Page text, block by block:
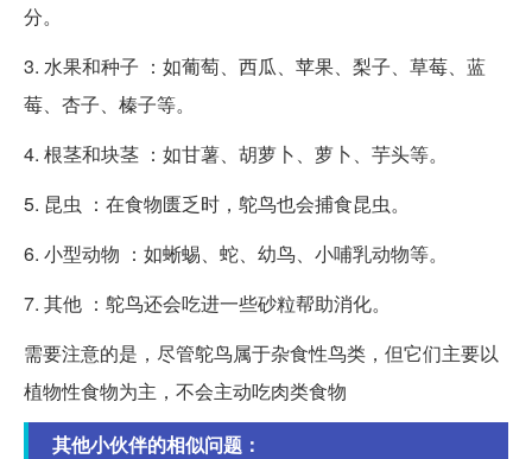
分。
3. 水果和种子 ：如葡萄、西瓜、苹果、梨子、草莓、蓝
莓、杏子、榛子等。
4. 根茎和块茎 ：如甘薯、胡萝卜、萝卜、芋头等。
5. 昆虫 ：在食物匮乏时，鸵鸟也会捕食昆虫。
6. 小型动物 ：如蜥蜴、蛇、幼鸟、小哺乳动物等。
7. 其他 ：鸵鸟还会吃进一些砂粒帮助消化。
需要注意的是，尽管鸵鸟属于杂食性鸟类，但它们主要以
植物性食物为主，不会主动吃肉类食物
其他小伙伴的相似问题：